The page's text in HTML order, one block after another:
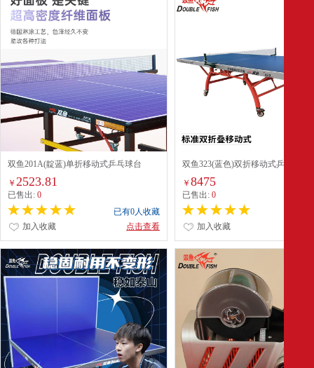
双鱼201A(靛蓝)单折移动式乒乓球台
￥ 2523.81
已售出: 0
已有0人收藏
点击查看
加入收藏
双鱼323(蓝色)双折移动式乒乓球台
￥8475
已售出:0
加入收藏